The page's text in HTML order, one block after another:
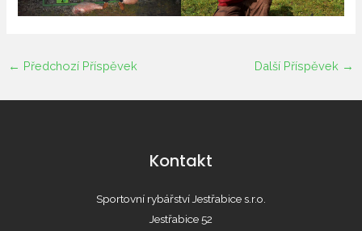
← Předchozí Příspěvek Další Příspěvek →
Kontakt
Sportovní rybářství Jestřabice s.r.o.
Jestřabice 52